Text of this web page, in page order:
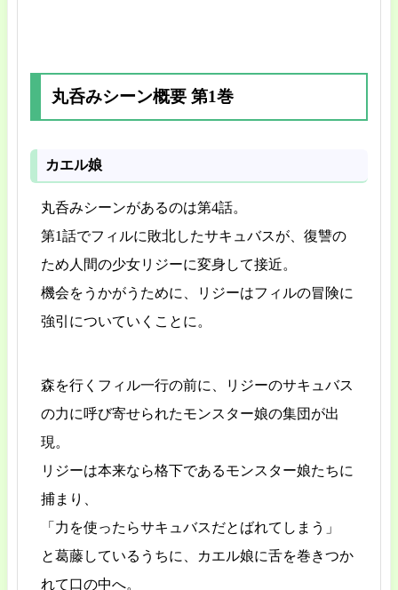
丸呑みシーン概要 第1巻
カエル娘
丸呑みシーンがあるのは第4話。
第1話でフィルに敗北したサキュバスが、復讐の
ため人間の少女リジーに変身して接近。
機会をうかがうために、リジーはフィルの冒険に
強引についていくことに。
森を行くフィル一行の前に、リジーのサキュバス
の力に呼び寄せられたモンスター娘の集団が出
現。
リジーは本来なら格下であるモンスター娘たちに
捕まり、
「力を使ったらサキュバスだとばれてしまう」
と葛藤しているうちに、カエル娘に舌を巻きつか
れて口の中へ。